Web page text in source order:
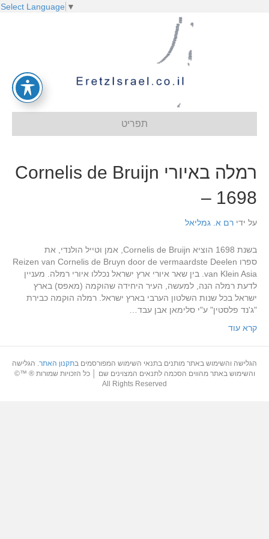
Select Language ▼
תפריט
רמלה באיורי Cornelis de Bruijn
– 1698
על ידי רם א. גמליאל
בשנת 1698 הוציא Cornelis de Bruijn, אמן וטייל הולנדי, את
ספרו Reizen van Cornelis de Bruyn door de vermaardste Deelen
van Klein Asia. בין שאר איורי ארץ ישראל נכללו איורי רמלה. מעניין
לדעת רמלה הנה, למעשה, העיר היחידה שהוקמה (מאפס) בארץ
ישראל בכל שנות השלטון הערבי בארץ ישראל. רמלה הוקמה כבירת
"ג'נד פלסטין" ע"י סלימאן אבן עבד…
קרא עוד
הגלישה והשימוש באתר מותנים בתנאי השימוש המפורסמים בתקנון האתר. הגלישה
והשימוש באתר מהווים הסכמה לתנאים המצוינים שם │ כל הזכויות שמורות ® ™©
All Rights Reserved